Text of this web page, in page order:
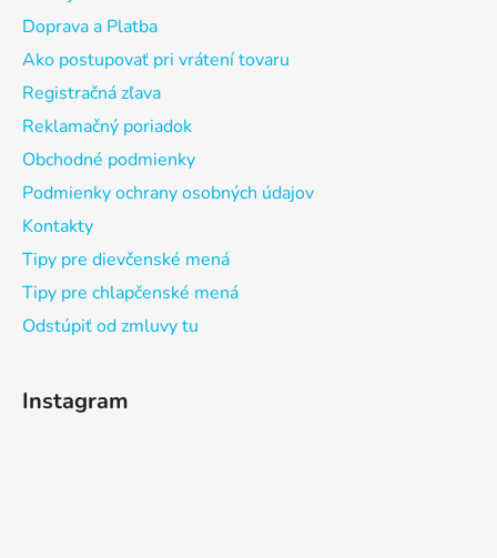
Doprava a Platba
Ako postupovať pri vrátení tovaru
Registračná zľava
Reklamačný poriadok
Obchodné podmienky
Podmienky ochrany osobných údajov
Kontakty
Tipy pre dievčenské mená
Tipy pre chlapčenské mená
Odstúpiť od zmluvy tu
Instagram